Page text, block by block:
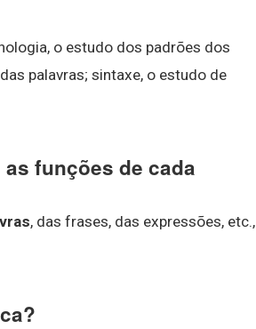
o estudo dos padrões dos
palavras; sintaxe, o estudo de
funções de cada
, das frases, das expressões, etc.,